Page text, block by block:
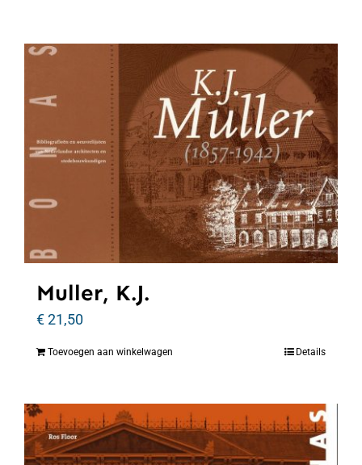
Muller, K.J.
€21,50
Toevoegen aan winkelwagen Details